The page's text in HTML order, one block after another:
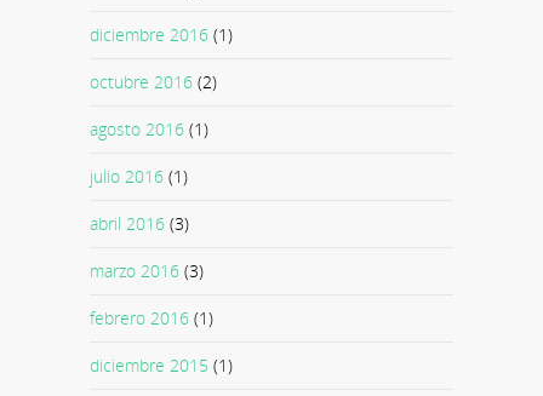
diciembre 2016 (1)
octubre 2016 (2)
agosto 2016 (1)
julio 2016 (1)
abril 2016 (3)
marzo 2016 (3)
febrero 2016 (1)
diciembre 2015 (1)